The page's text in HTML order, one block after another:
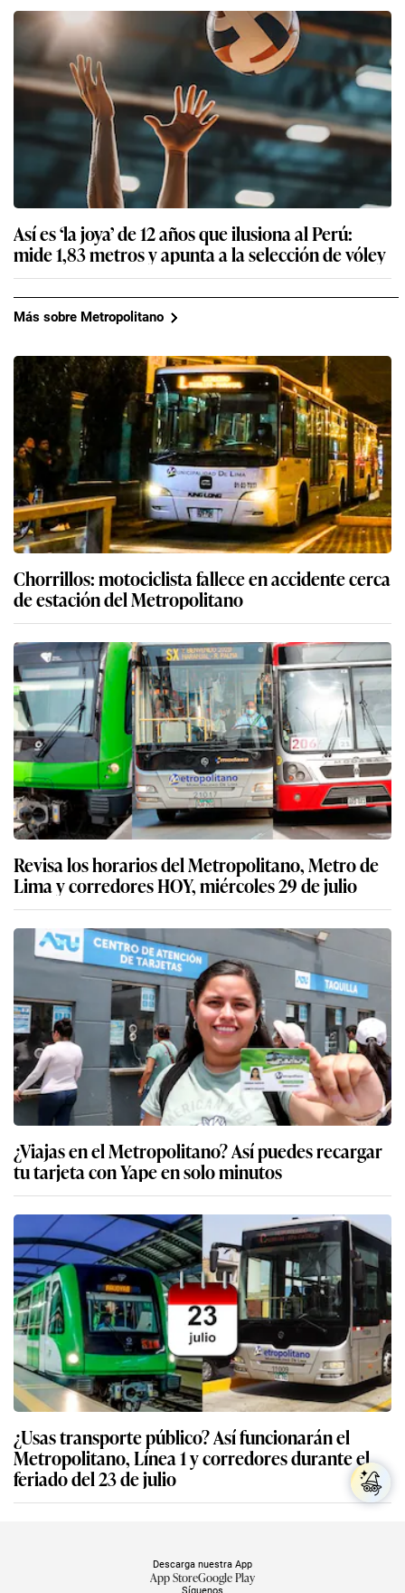
Así es ‘la joya’ de 12 años que ilusiona al Perú:
mide 1,83 metros y apunta a la selección de vóley
Más sobre Metropolitano
Chorrillos: motociclista fallece en accidente cerca
de estación del Metropolitano
Revisa los horarios del Metropolitano, Metro de
Lima y corredores HOY, miércoles 29 de julio
¿Viajas en el Metropolitano? Así puedes recargar
tu tarjeta con Yape en solo minutos
¿Usas transporte público? Así funcionarán el
Metropolitano, Línea 1 y corredores durante el
feriado del 23 de julio
Síguenos
Descarga nuestra App
App StoreGoogle Play